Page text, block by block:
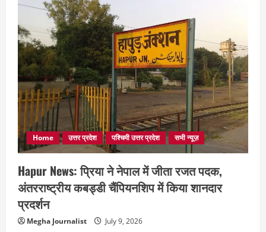
Home उत्तर प्रदेश पश्चिमी उत्तर प्रदेश सभी न्यूज़
Hapur News: प्रिया ने नेपाल में जीता रजत पदक,
अंतरराष्ट्रीय कबड्डी चैंपियनशिप में किया शानदार
प्रदर्शन
Megha Journalist July 9, 2026